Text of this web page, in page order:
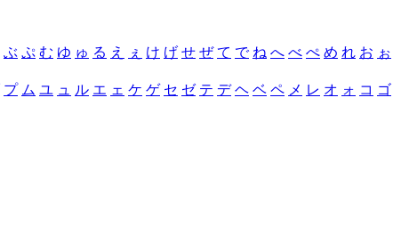
ぶ ぷ む ゆ ゅ る え ぇ け げ せ ぜ て で ね へ べ ぺ め れ お ぉ
プ ム ユ ュ ル エ ェ ケ ゲ セ ゼ テ デ ヘ ベ ペ メ レ オ ォ コ ゴ